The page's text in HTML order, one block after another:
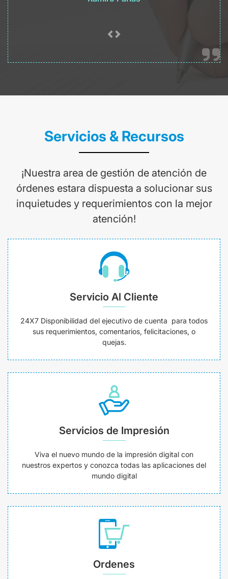
Servicios & Recursos
¡Nuestra area de gestión de atención de
órdenes estara dispuesta a solucionar sus
inquietudes y requerimientos con la mejor
atención!
Servicio Al Cliente
24X7 Disponibilidad del ejecutivo de cuenta para todos
sus requerimientos, comentarios, felicitaciones, o
quejas.
Servicios de Impresión
Viva el nuevo mundo de la impresión digital con
nuestros expertos y conozca todas las aplicaciones del
mundo digital
Ordenes